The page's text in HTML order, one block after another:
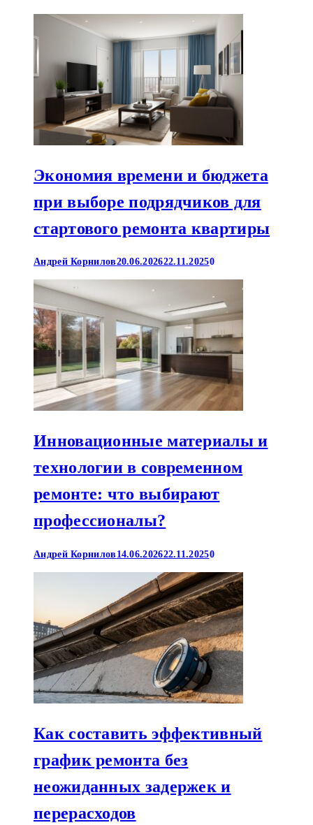
Экономия времени и бюджета
при выборе подрядчиков для
стартового ремонта квартиры
Андрей Корнилов20.06.202622.11.20250
Инновационные материалы и
технологии в современном
ремонте: что выбирают
профессионалы?
Андрей Корнилов 14.06.202622.11.20250
Как составить эффективный
график ремонта без
неожиданных задержек и
перерасходов